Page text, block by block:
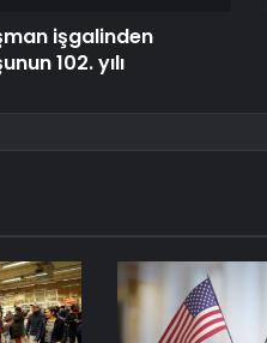
işgalinden
102. yılı